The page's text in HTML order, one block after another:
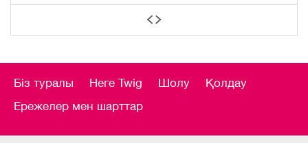
Біз туралы Неге Twig Шолу
Қолдау
Ережелер мен шарттар